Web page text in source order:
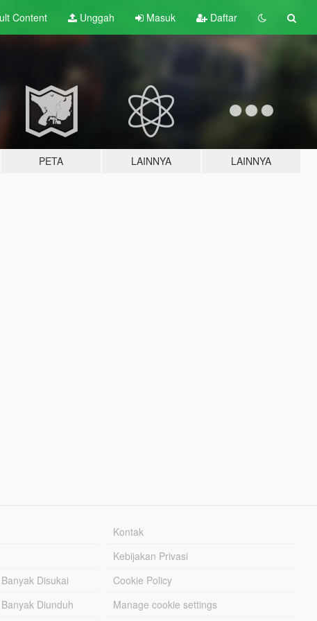
Content Unggah Masuk Daftar
PETA LAINNYA LAINNYA
Disukai
Diunduh
Kontak
Kebijakan Privasi
Cookie Policy
Manage cookie settings